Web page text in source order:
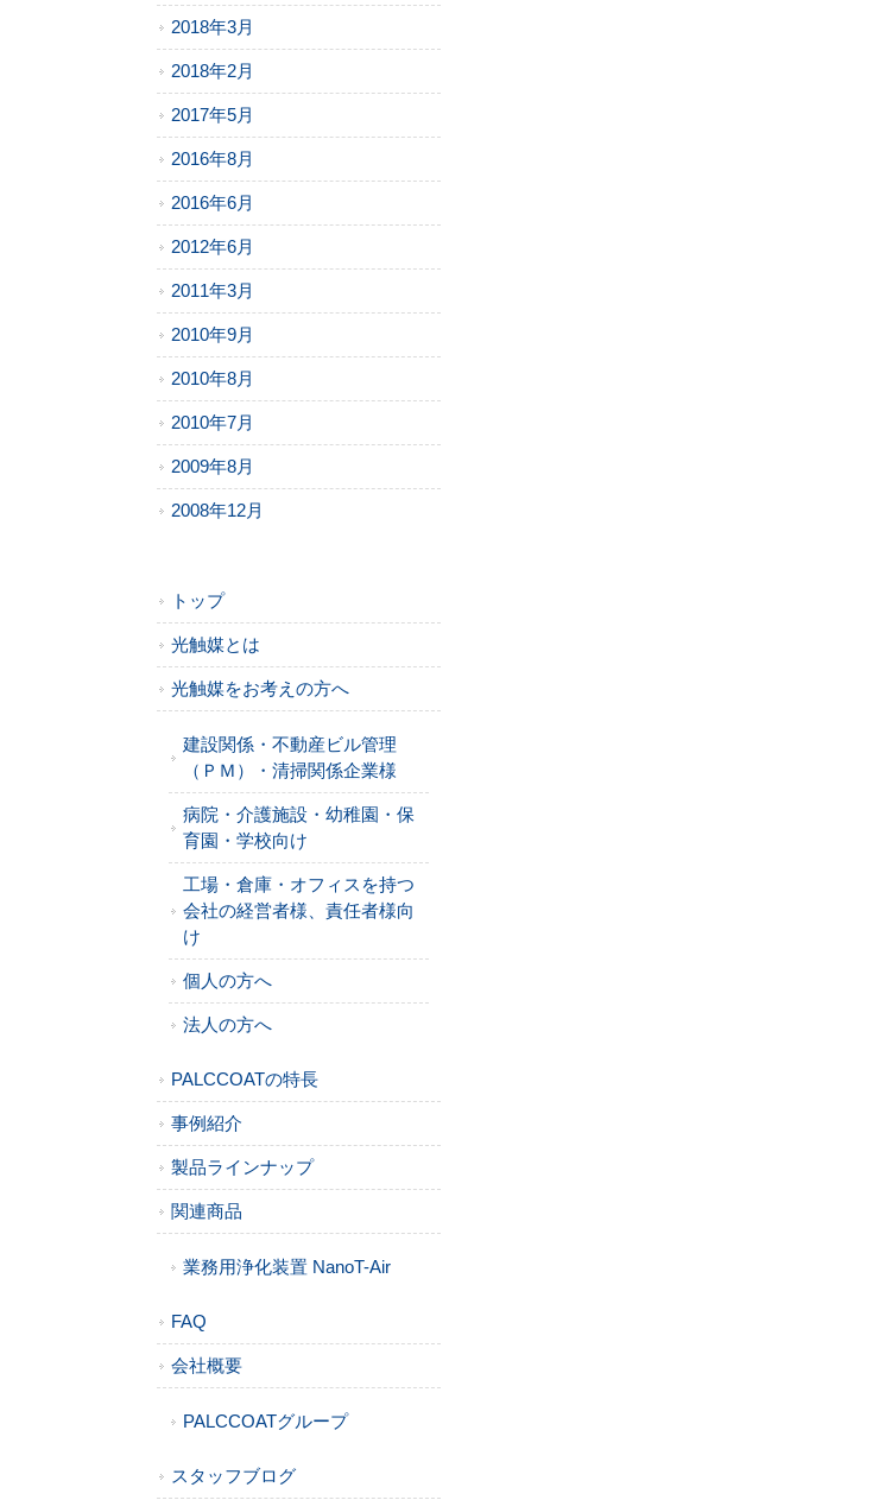
2018年3月
2018年2月
2017年5月
2016年8月
2016年6月
2012年6月
2011年3月
2010年9月
2010年8月
2010年7月
2009年8月
2008年12月
トップ
光触媒とは
光触媒をお考えの方へ
建設関係・不動産ビル管理
（ＰＭ）・清掃関係企業様
病院・介護施設・幼稚園・保
育園・学校向け
工場・倉庫・オフィスを持つ
会社の経営者様、責任者様向
け
個人の方へ
法人の方へ
PALCCOATの特長
事例紹介
製品ラインナップ
関連商品
業務用浄化装置 NanoT-Air
FAQ
会社概要
PALCCOATグループ
スタッフブログ